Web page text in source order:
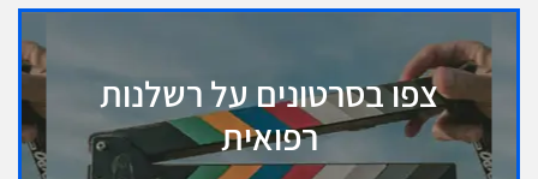
צפו בסרטונים על רשלנות
רפואית